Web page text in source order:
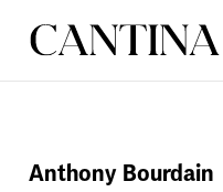
ΣΥΝΤΑΓΕΣ
Anthony Bourdain